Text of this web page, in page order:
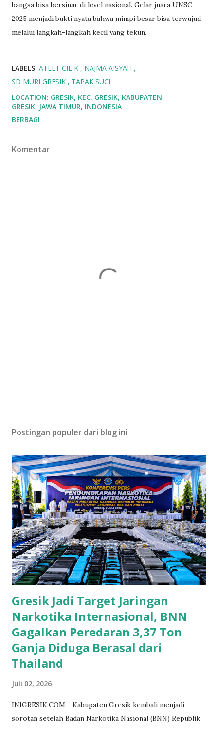
bangsa bisa bersinar di level nasional. Gelar juara UNSC
2025 menjadi bukti nyata bahwa mimpi besar bisa terwujud
melalui langkah-langkah kecil yang tekun.
LABELS: ATLET CILIK
NAJMA AISYAH
SD MURI GRESIK
TAPAK SUCI
LOCATION: GRESIK, KEC. GRESIK, KABUPATEN
GRESIK, JAWA TIMUR, INDONESIA
BERBAGI
Komentar
Postingan populer dari blog ini
Gresik Jadi Target Jaringan
Narkotika Internasional, BNN
Gagalkan Peredaran 3,37 Ton
Ganja Diduga Berasal dari
Thailand
Juli 02, 2026
INIGRESIK.COM - Kabupaten Gresik kembali menjadi
sorotan setelah Badan Narkotika Nasional (BNN) Republik